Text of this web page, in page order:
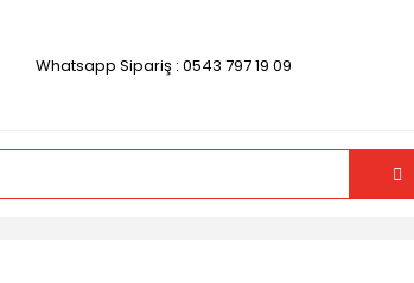
Whatsapp Sipariş : 0543 797 19 09